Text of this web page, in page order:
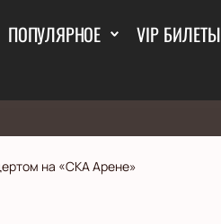
ПОПУЛЯРНОЕ
VIP БИЛЕТЫ
на «СКА Арене»